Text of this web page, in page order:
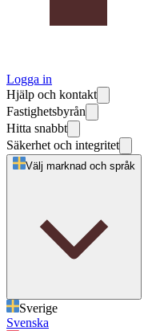
Logga in
Hjälp och kontakt
Fastighetsbyrån
Hitta snabbt
Säkerhet och integritet
Välj marknad och språk
Sverige
Svenska